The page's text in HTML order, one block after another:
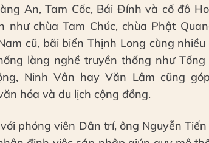
An, Tam Cốc, Bái Đính và cố đô
như chùa Tam Chúc, chùa Phật
cũ, bãi biển Thịnh Long cùng
làng nghề truyền thống như
Ninh Vân hay Văn Lâm cũng
hóa và du lịch cộng đồng.
phóng viên Dân trí, ông Nguyễn